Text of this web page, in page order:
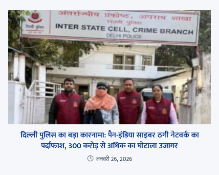
दिल्ली पुलिस का बड़ा कारनामा: पैन-इंडिया साइबर ठगी नेटवर्क का
पर्दाफाश, 300 करोड़ से अधिक का घोटाला उजागर
जनवरी 26, 2026